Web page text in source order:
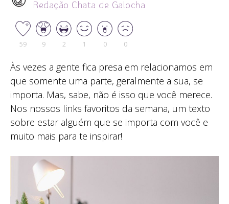
Redação Chata de Galocha
59 9 2 1 0 0
Às vezes a gente fica presa em relacionamos em
que somente uma parte, geralmente a sua, se
importa. Mas, sabe, não é isso que você merece.
Nos nossos links favoritos da semana, um texto
sobre estar alguém que se importa com você e
muito mais para te inspirar!